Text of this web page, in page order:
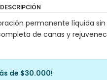
DESCRIPCIÓN
permanente líquida
de canas y
de $30.000!